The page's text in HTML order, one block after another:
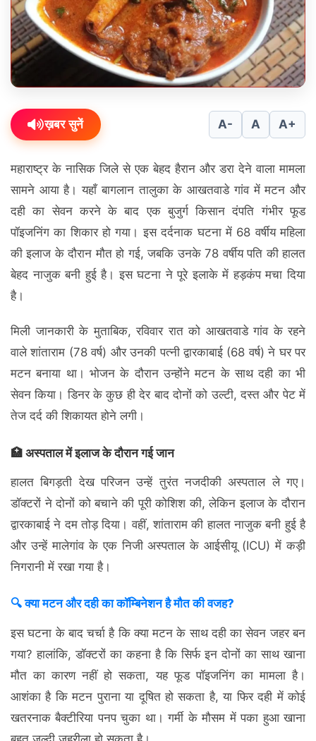
ख़बर सुनें A- A A+
महाराष्ट्र के नासिक जिले से एक बेहद हैरान और डरा देने वाला मामला
सामने आया है। यहाँ बागलान तालुका के आखतवाडे गांव में मटन और
दही का सेवन करने के बाद एक बुजुर्ग किसान दंपति गंभीर फूड
पॉइजनिंग का शिकार हो गया। इस दर्दनाक घटना में 68 वर्षीय महिला
की इलाज के दौरान मौत हो गई, जबकि उनके 78 वर्षीय पति की हालत
बेहद नाजुक बनी हुई है। इस घटना ने पूरे इलाके में हड़कंप मचा दिया
है।
मिली जानकारी के मुताबिक, रविवार रात को आखतवाडे गांव के रहने
वाले शांताराम (78 वर्ष) और उनकी पत्नी द्वारकाबाई (68 वर्ष) ने घर पर
मटन बनाया था। भोजन के दौरान उन्होंने मटन के साथ दही का भी
सेवन किया। डिनर के कुछ ही देर बाद दोनों को उल्टी, दस्त और पेट में
तेज दर्द की शिकायत होने लगी।
🏥 अस्पताल में इलाज के दौरान गई जान
हालत बिगड़ती देख परिजन उन्हें तुरंत नजदीकी अस्पताल ले गए।
डॉक्टरों ने दोनों को बचाने की पूरी कोशिश की, लेकिन इलाज के दौरान
द्वारकाबाई ने दम तोड़ दिया। वहीं, शांताराम की हालत नाजुक बनी हुई है
और उन्हें मालेगांव के एक निजी अस्पताल के आईसीयू (ICU) में कड़ी
निगरानी में रखा गया है।
🔍 क्या मटन और दही का कॉम्बिनेशन है मौत की वजह?
इस घटना के बाद चर्चा है कि क्या मटन के साथ दही का सेवन जहर बन
गया? हालांकि, डॉक्टरों का कहना है कि सिर्फ इन दोनों का साथ खाना
मौत का कारण नहीं हो सकता, यह फूड पॉइजनिंग का मामला है।
आशंका है कि मटन पुराना या दूषित हो सकता है, या फिर दही में कोई
खतरनाक बैक्टीरिया पनप चुका था। गर्मी के मौसम में पका हुआ खाना